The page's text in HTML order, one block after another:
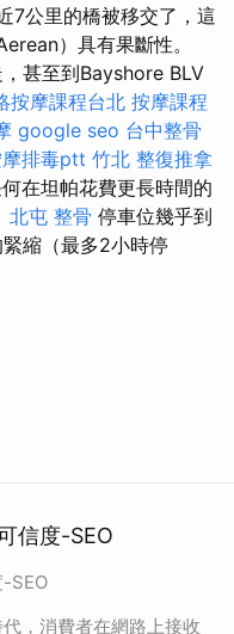
7公里的橋被移交了，這
）具有果斷性。
甚至到Bayshore BLV
按摩課程台北 按摩課程
google seo 台中整骨
排毒ptt 竹北 整復推拿
在坦帕花費更長時間的
北屯 整骨 停車位幾乎到
縮（最多2小時停
信度-SEO
SEO
，消費者在網路上接收